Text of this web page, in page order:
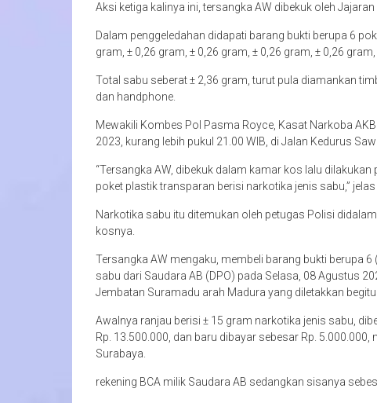
Aksi ketiga kalinya ini, tersangka AW dibekuk oleh
Dalam penggeledahan didapati barang bukti berupa 6
gram, ± 0,26 gram, ± 0,26 gram, ± 0,26 gram, ± 0,26
Total sabu seberat ± 2,36 gram, turut pula diamankan
dan handphone.
Mewakili Kombes Pol Pasma Royce, Kasat Narkoba
2023, kurang lebih pukul 21.00 WIB, di Jalan Kedurus
“Tersangka AW, dibekuk dalam kamar kos lalu
poket plastik transparan berisi narkotika jenis sabu,”
Narkotika sabu itu ditemukan oleh petugas Polisi
kosnya.
Tersangka AW mengaku, membeli barang bukti berupa
sabu dari Saudara AB (DPO) pada Selasa, 08 Agustus
Jembatan Suramadu arah Madura yang diletakkan
Awalnya ranjau berisi ± 15 gram narkotika jenis sabu,
Rp. 13.500.000, dan baru dibayar sebesar Rp.
Surabaya.
rekening BCA milik Saudara AB sedangkan sisanya